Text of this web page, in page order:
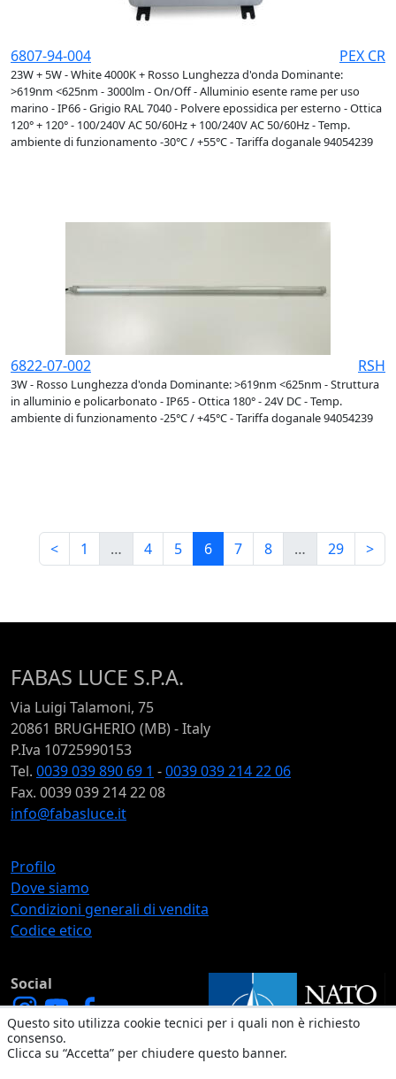
Questo sito utilizza cookie tecnici per i quali non è richiesto
consenso.
Clicca su “Accetta” per chiudere questo banner.
6807-94-004 PEX CR
23W + 5W - White 4000K + Rosso Lunghezza d'onda Dominante:
>619nm <625nm - 3000lm - On/Off - Alluminio esente rame per uso
marino - IP66 - Grigio RAL 7040 - Polvere epossidica per esterno - Ottica
120° + 120° - 100/240V AC 50/60Hz + 100/240V AC 50/60Hz - Temp.
ambiente di funzionamento -30°C / +55°C - Tariffa doganale 94054239
6822-07-002 RSH
3W - Rosso Lunghezza d'onda Dominante: >619nm <625nm - Struttura
in alluminio e policarbonato - IP65 - Ottica 180° - 24V DC - Temp.
ambiente di funzionamento -25°C / +45°C - Tariffa doganale 94054239
< 1 … 4 5 6 7 8 … 29 >
FABAS LUCE S.P.A.
Via Luigi Talamoni, 75
20861 BRUGHERIO (MB) - Italy
P.Iva 10725990153
Tel. 0039 039 890 69 1 -0039 039 214 22 06
Fax. 0039 039 214 22 08
info@fabasluce.it
Profilo
Dove siamo
Condizioni generali di vendita
Codice etico
Social